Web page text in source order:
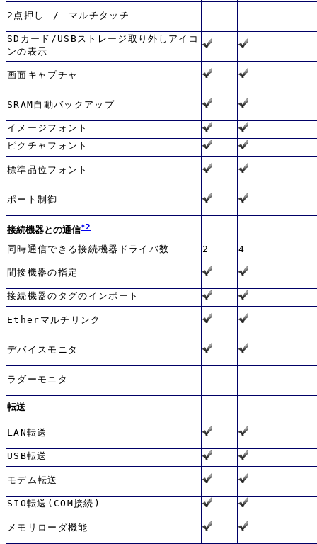
2点押し / マルチタッチ - -
SDカード/USBストレージ取り外しアイコ
ンの表示
画面キャプチャ
SRAM自動バックアップ
イメージフォント
ピクチャフォント
標準品位フォント
ポート制御
接続機器との通信*2
同時通信できる接続機器ドライバ数 2 4
間接機器の指定
接続機器のタグのインポート
Etherマルチリンク
デバイスモニタ
ラダーモニタ - -
転送
LAN転送
USB転送
モデム転送
SIO転送(COM接続)
メモリローダ機能